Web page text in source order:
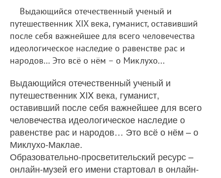
Выдающийся отечественный ученый и
путешественник XIX века, гуманист, оставивший
после себя важнейшее для всего человечества
идеологическое наследие о равенстве рас и
народов… Это всё о нём – о Миклухо...
Выдающийся отечественный ученый и
путешественник XIX века, гуманист,
оставивший после себя важнейшее для всего
человечества идеологическое наследие о
равенстве рас и народов… Это всё о нём – о
Миклухо-Маклае.
Образовательно-просветительский ресурс –
онлайн-музей его имени стартовал в онлайн-